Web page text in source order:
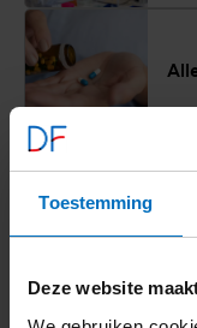
Toestemming
Deze website
Alles over
Nieuws